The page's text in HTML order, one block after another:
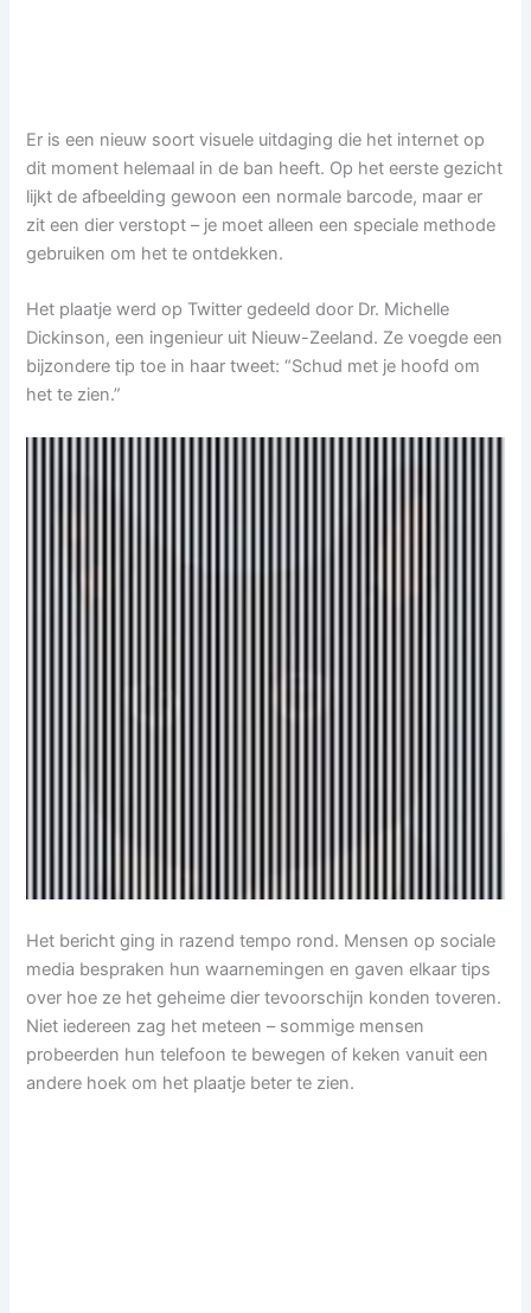
Er is een nieuw soort visuele uitdaging die het internet op
dit moment helemaal in de ban heeft. Op het eerste gezicht
lijkt de afbeelding gewoon een normale barcode, maar er
zit een dier verstopt – je moet alleen een speciale methode
gebruiken om het te ontdekken.
Het plaatje werd op Twitter gedeeld door Dr. Michelle
Dickinson, een ingenieur uit Nieuw-Zeeland. Ze voegde een
bijzondere tip toe in haar tweet: “Schud met je hoofd om
het te zien.”
Het bericht ging in razend tempo rond. Mensen op sociale
media bespraken hun waarnemingen en gaven elkaar tips
over hoe ze het geheime dier tevoorschijn konden toveren.
Niet iedereen zag het meteen – sommige mensen
probeerden hun telefoon te bewegen of keken vanuit een
andere hoek om het plaatje beter te zien.